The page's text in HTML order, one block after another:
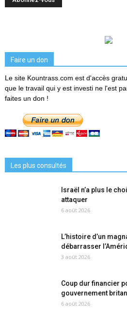
Faire un don
Le site Kountrass.com est d'accès
que le travail qui y est investi ne l'est
faites un don !
Les plus consultés
Israël n’a plus le
attaquer
6 août 2026
L’histoire d’un
débarrasser
3 août 2026
Coup dur financier
gouvernement
6 août 2026